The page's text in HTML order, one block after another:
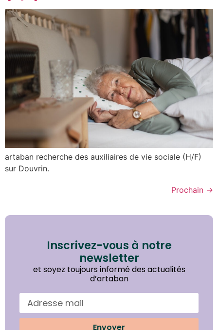
artaban recherche des auxiliaires de vie sociale (H/F)
sur Douvrin.
Prochain →
Inscrivez-vous à notre
newsletter
et soyez toujours informé des actualités
d’artaban
Envoyer